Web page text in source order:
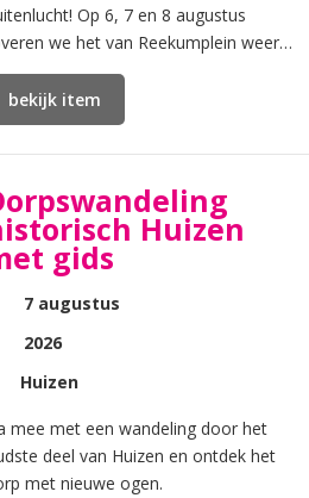
Op 6, 7 en 8 augustus
we het van Reekumplein weer
in onze Buitenbios! Kom jij ook film
als de zon o
bekijk item
Huizen
gids
7 augustus
2026
Huizen
mee met een wandeling door het
deel van Huizen en ontdek het
met nieuwe ogen.